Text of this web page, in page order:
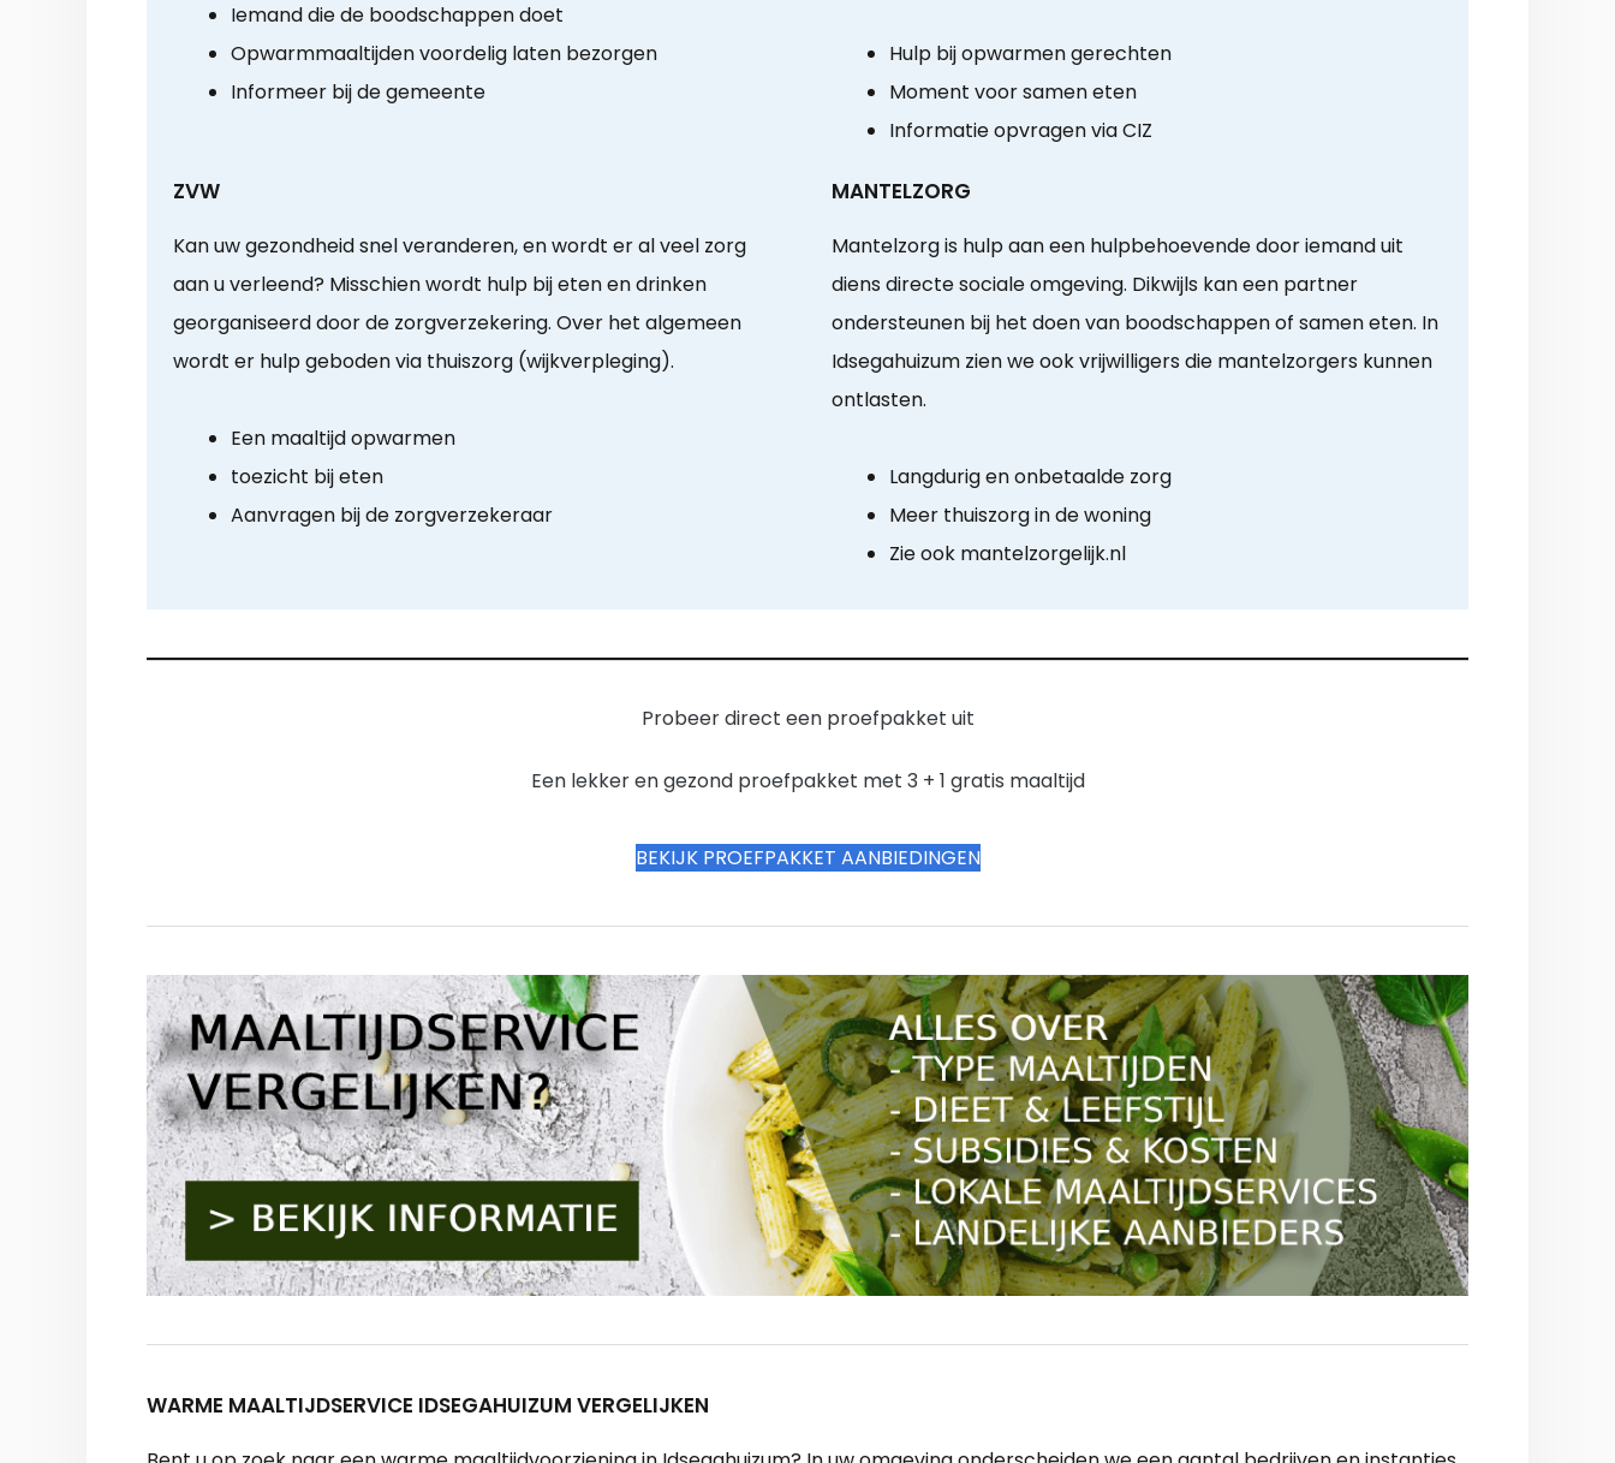
Iemand die de boodschappen doet
Opwarmmaaltijden voordelig laten bezorgen
Informeer bij de gemeente
Hulp bij opwarmen gerechten
Moment voor samen eten
Informatie opvragen via CIZ
ZVW
Kan uw gezondheid snel veranderen, en wordt er al veel zorg
aan u verleend? Misschien wordt hulp bij eten en drinken
georganiseerd door de zorgverzekering. Over het algemeen
wordt er hulp geboden via thuiszorg (wijkverpleging).
Een maaltijd opwarmen
toezicht bij eten
Aanvragen bij de zorgverzekeraar
MANTELZORG
Mantelzorg is hulp aan een hulpbehoevende door iemand uit
diens directe sociale omgeving. Dikwijls kan een partner
ondersteunen bij het doen van boodschappen of samen eten. In
Idsegahuizum zien we ook vrijwilligers die mantelzorgers kunnen
ontlasten.
Langdurig en onbetaalde zorg
Meer thuiszorg in de woning
Zie ook mantelzorgelijk.nl
Probeer direct een proefpakket uit
Een lekker en gezond proefpakket met 3 + 1 gratis maaltijd
BEKIJK PROEFPAKKET AANBIEDINGEN
WARME MAALTIJDSERVICE IDSEGAHUIZUM VERGELIJKEN